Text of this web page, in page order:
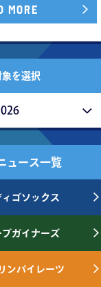
MORE
象を選択
ュース一覧
ゴソックス
ガイナーズ
ンパイレーツ